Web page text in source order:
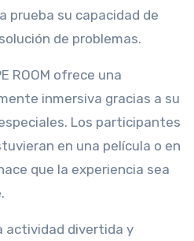
prueba su capacidad de
de problemas.
ROOM ofrece una
inmersiva gracias a su
Los participantes
en una película o en
que la experiencia sea
actividad divertida y